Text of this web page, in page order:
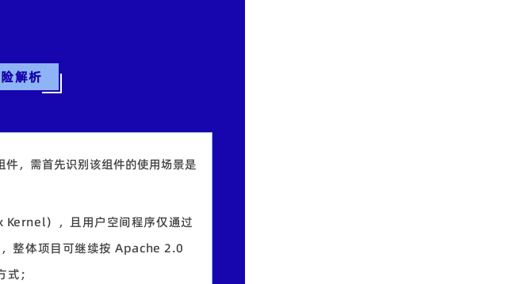
解析
，需首先识别该组件的使用场景是
），且用户空间程序仅通过
整体项目可继续按 Apache 2.0
；